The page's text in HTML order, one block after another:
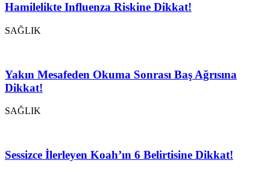
Hamilelikte Influenza Riskine Dikkat!
SAĞLIK
Yakın Mesafeden Okuma Sonrası Baş Ağrısına
Dikkat!
SAĞLIK
Sessizce İlerleyen Koah’ın 6 Belirtisine Dikkat!